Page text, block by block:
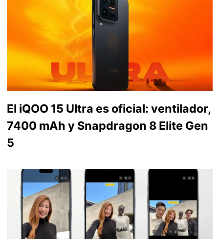
El iQOO 15 Ultra es oficial: ventilador,
7400 mAh y Snapdragon 8 Elite Gen
5